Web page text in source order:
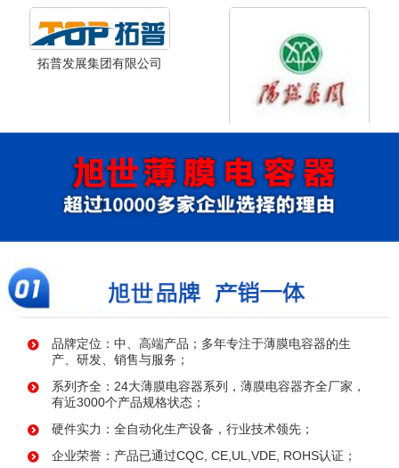
拓普发展集团有限公司
山西省阳泉市阳泉煤业集团
品牌定位：中、高端产品；多年专注于薄膜电容器的生
产、研发、销售与服务；
系列齐全：24大薄膜电容器系列，薄膜电容器齐全厂家，
有近3000个产品规格状态；
硬件实力：全自动化生产设备，行业技术领先；
企业荣誉：产品已通过CQC, CE,UL,VDE, ROHS认证；